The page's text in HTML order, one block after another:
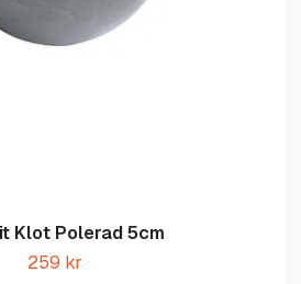
Klot Polerad 5cm
259 kr